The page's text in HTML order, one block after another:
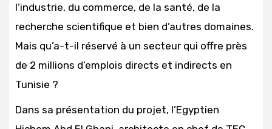
l’industrie, du commerce, de la santé, de la
recherche scientifique et bien d’autres domaines.
Mais qu’a-t-il réservé à un secteur qui offre près
de 2 millions d’emplois directs et indirects en
Tunisie ?
Dans sa présentation du projet, l’Egyptien